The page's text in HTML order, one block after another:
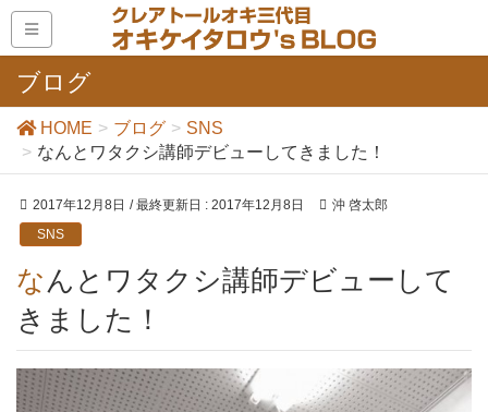
ブログ
HOME ブログ
SNS
なんとワタクシ講師デビューしてきました！
2017年12月8日 / 最終更新日 : 2017年12月8日
沖 啓太郎
SNS
なんとワタクシ講師デビューして
きました！